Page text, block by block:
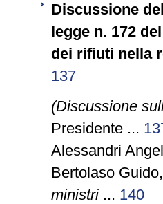
Discussione
legge n. 172
dei rifiuti nella
137
(Discussione
Presidente ...
Alessandri
Bertolaso
ministri... 140